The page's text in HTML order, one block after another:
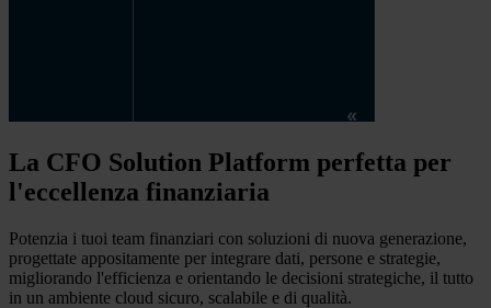
La CFO Solution Platform perfetta per
l'eccellenza finanziaria
Potenzia i tuoi team finanziari con soluzioni di nuova generazione,
progettate appositamente per integrare dati, persone e strategie,
migliorando l'efficienza e orientando le decisioni strategiche, il tutto
in un ambiente cloud sicuro, scalabile e di qualità.